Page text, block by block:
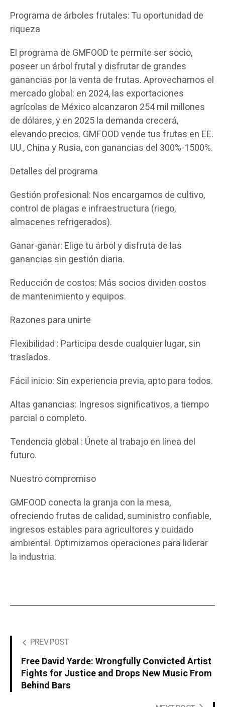
Programa de árboles frutales: Tu oportunidad de
riqueza
El programa de GMFOOD te permite ser socio,
poseer un árbol frutal y disfrutar de grandes
ganancias por la venta de frutas. Aprovechamos el
mercado global: en 2024, las exportaciones
agrícolas de México alcanzaron 254 mil millones
de dólares, y en 2025 la demanda crecerá,
elevando precios. GMFOOD vende tus frutas en EE.
UU., China y Rusia, con ganancias del 300%-1500%.
Detalles del programa
Gestión profesional: Nos encargamos de cultivo,
control de plagas e infraestructura (riego,
almacenes refrigerados).
Ganar-ganar: Elige tu árbol y disfruta de las
ganancias sin gestión diaria.
Reducción de costos: Más socios dividen costos
de mantenimiento y equipos.
Razones para unirte
Flexibilidad : Participa desde cualquier lugar, sin
traslados.
Fácil inicio: Sin experiencia previa, apto para todos.
Altas ganancias: Ingresos significativos, a tiempo
parcial o completo.
Tendencia global : Únete al trabajo en línea del
futuro.
Nuestro compromiso
GMFOOD conecta la granja con la mesa,
ofreciendo frutas de calidad, suministro confiable,
ingresos estables para agricultores y cuidado
ambiental. Optimizamos operaciones para liderar
la industria.
PREV POST
Free David Yarde: Wrongfully Convicted Artist
Fights for Justice and Drops New Music From
Behind Bars